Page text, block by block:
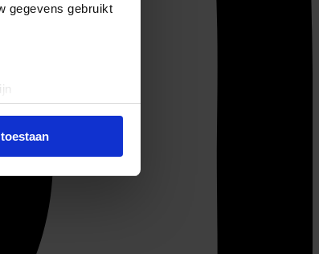
gegevens gebruikt
en om ons
voor social
die u aan ze heeft